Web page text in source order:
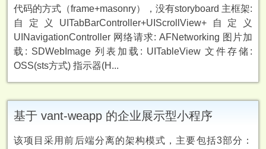
代码的方式（frame+masonry），没有storyboard 主框架:
自定义UITabBarController+UIScrollView+自定义
UINavigationController 网络请求: AFNetworking 图片加
载: SDWebImage 列表加载: UITableView 文件存储:
OSS(sts方式) 指示器(H...
基于 vant-weapp 的企业展示型小程序
该项目采用前后端分离的架构模式，主要包括3部分：